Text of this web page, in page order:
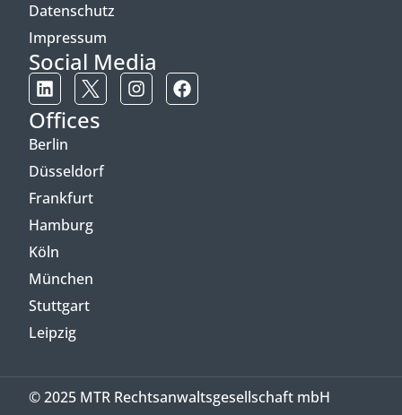
Datenschutz
Impressum
Social Media
Offices
Berlin
Düsseldorf
Frankfurt
Hamburg
Köln
München
Stuttgart
Leipzig
© 2025 MTR Rechtsanwaltsgesellschaft mbH